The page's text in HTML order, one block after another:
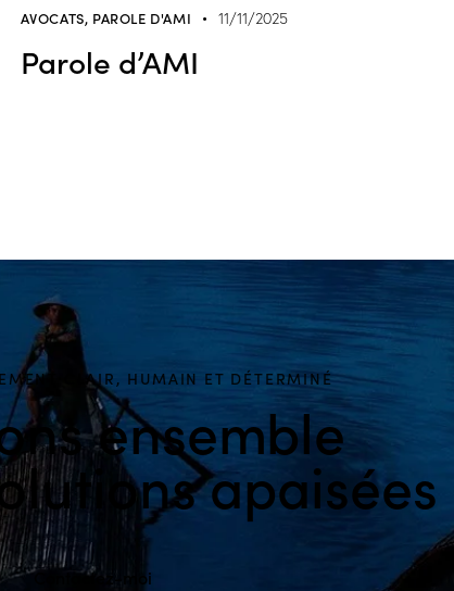
AVOCATS, PAROLE D'AMI 11/11/2025
Parole d’AMI
CLAIR, HUMAIN ET DÉTERMINÉ
ensemble
apaisées
Contactez-moi